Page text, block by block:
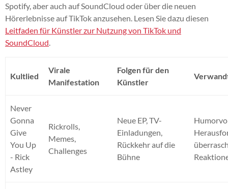
Spotify, aber auch auf SoundCloud oder über die neuen
Hörerlebnisse auf TikTok anzusehen. Lesen Sie dazu diesen
Leitfaden für Künstler zur Nutzung von TikTok und
SoundCloud
Kultlied
Virale
Manifestation
Folgen für den
Künstler
Never
Gonna
Give
You Up
- Rick
Astley
Rickrolls,
Memes,
Challenges
Neue EP, TV-
Einladungen,
Rückkehr auf die
Bühne